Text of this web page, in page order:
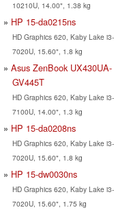
10210U, 14.00", 1.38 kg
HP 15-da0215ns
HD Graphics 620, Kaby Lake i3-
7020U, 15.60", 1.8 kg
Asus ZenBook UX430UA-
GV445T
HD Graphics 620, Kaby Lake i3-
7100U, 14.00", 1.3 kg
HP 15-da0208ns
HD Graphics 620, Kaby Lake i3-
7020U, 15.60", 1.8 kg
HP 15-dw0030ns
HD Graphics 620, Kaby Lake i3-
7020U, 15.60", 1.75 kg